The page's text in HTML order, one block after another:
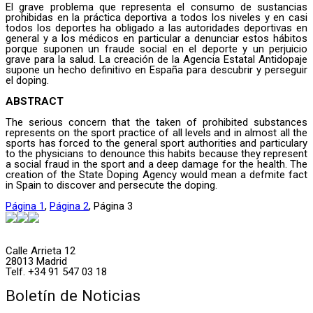
El grave problema que representa el consumo de sustancias
prohibidas en la práctica deportiva a todos los niveles y en casi
todos los deportes ha obligado a las autoridades deportivas en
general y a los médicos en particular a denunciar estos hábitos
porque suponen un fraude social en el deporte y un perjuicio
grave para la salud. La creación de la Agencia Estatal Antidopaje
supone un hecho definitivo en España para descubrir y perseguir
el doping.
ABSTRACT
The serious concern that the taken of prohibited substances
represents on the sport practice of all levels and in almost all the
sports has forced to the general sport authorities and particulary
to the physicians to denounce this habits because they represent
a social fraud in the sport and a deep damage for the health. The
creation of the State Doping Agency would mean a defmite fact
in Spain to discover and persecute the doping.
Página 1, Página 2, Página 3
Calle Arrieta 12
28013 Madrid
Telf. +34 91 547 03 18
Boletín de Noticias